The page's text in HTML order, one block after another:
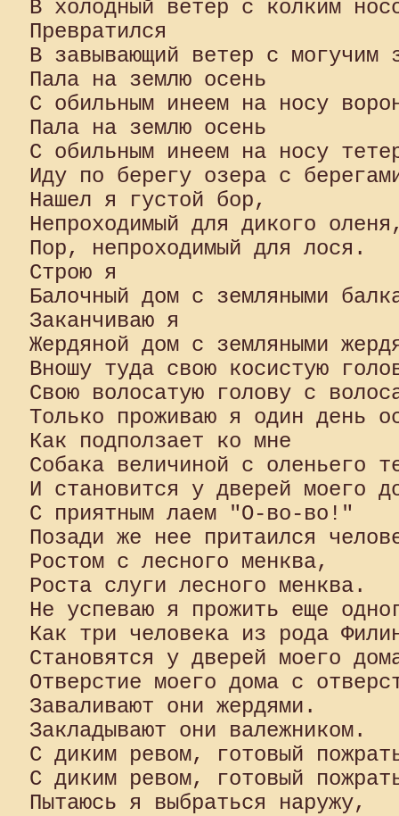
В холодный ветер с колким
Превратился
В завывающий ветер с могучим
Пала на землю осень
С обильным инеем на носу
Пала на землю осень
С обильным инеем на носу
Иду по берегу озера с
Нашел я густой бор,
Непроходимый для дикого
Пор, непроходимый для лося.
Строю я
Балочный дом с земляными
Заканчиваю я
Жердяной дом с земляными
Вношу туда свою косистую
Свою волосатую голову с
Только проживаю я один день
Как подползает ко мне
Собака величиной с оленьего
И становится у дверей моего
С приятным лаем "О-во-во!"
Позади же нее притаился
Ростом с лесного менква,
Роста слуги лесного менква.
Не успеваю я прожить еще
Как три человека из рода
Становятся у дверей моего
Отверстие моего дома с
Заваливают они жердями.
Закладывают они валежником.
С диким ревом, готовый
С диким ревом, готовый
Пытаюсь я выбраться наружу,